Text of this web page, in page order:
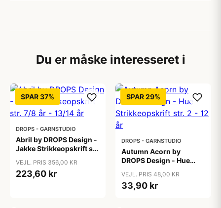
Du er måske interesseret i
SPAR 37%
DROPS - GARNSTUDIO
Abril by DROPS Design -
Jakke Strikkeopskrift str.
VEJL. PRIS 356,00 KR
223,60 kr
SPAR 29%
DROPS - GARNSTUDIO
Autumn Acorn by
DROPS Design - Hue
år
VEJL. PRIS 48,00 KR
33,90 kr